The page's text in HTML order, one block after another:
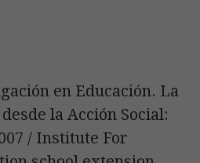
en Educación. La
la Acción Social:
/ Institute For